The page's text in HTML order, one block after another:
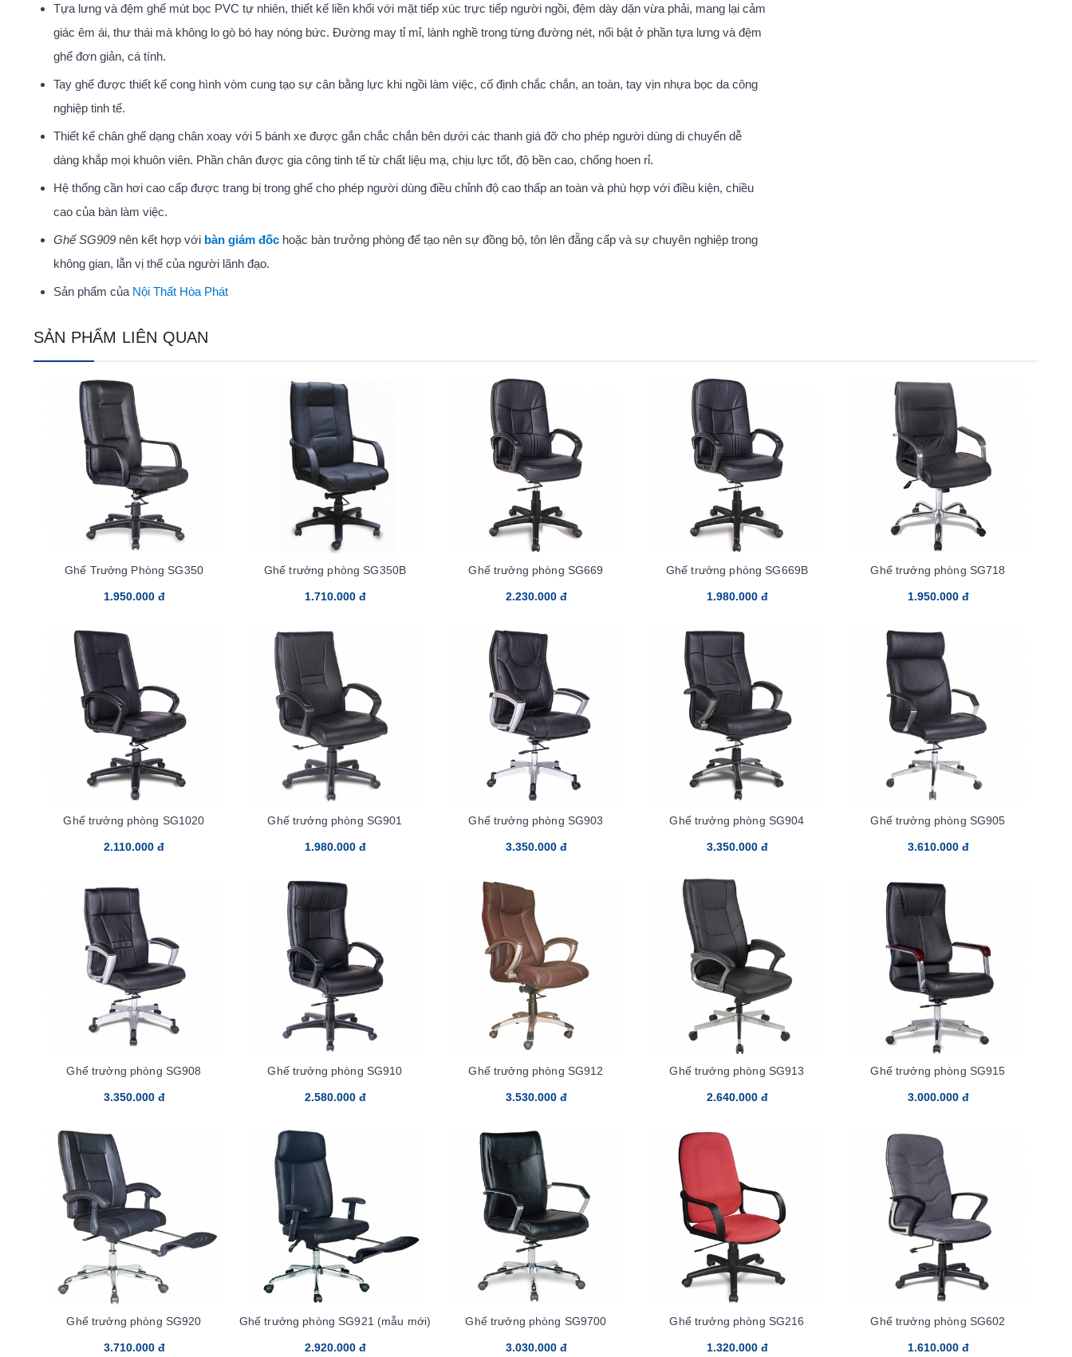
Tựa lưng và đệm ghế mút bọc PVC tự nhiên, thiết kế liền khối với mặt tiếp xúc trực tiếp người ngồi, đệm dày dặn vừa phải, mang lại cảm
giác êm ái, thư thái mà không lo gò bó hay nóng bức. Đường may tỉ mỉ, lành nghề trong từng đường nét, nổi bật ở phần tựa lưng và đệm
ghế đơn giản, cá tính.
Tay ghế được thiết kế cong hình vòm cung tạo sự cân bằng lực khi ngồi làm việc, cố định chắc chắn, an toàn, tay vịn nhựa bọc da công
nghiệp tinh tế.
Thiết kế chân ghế dạng chân xoay với 5 bánh xe được gắn chắc chắn bên dưới các thanh giá đỡ cho phép người dùng di chuyển dễ
dàng khắp mọi khuôn viên. Phần chân được gia công tinh tế từ chất liệu mạ, chịu lực tốt, độ bền cao, chống hoen rỉ.
Hệ thống cần hơi cao cấp được trang bị trong ghế cho phép người dùng điều chỉnh độ cao thấp an toàn và phù hợp với điều kiện, chiều
cao của bàn làm việc.
Ghế SG909 nên kết hợp với bàn giám đốc hoặc bàn trưởng phòng để tạo nên sự đồng bộ, tôn lên đẵng cấp và sự chuyên nghiệp trong
không gian, lẫn vị thế của người lãnh đạo.
Sản phẩm của Nội Thất Hòa Phát
SẢN PHẨM LIÊN QUAN
Ghế Trưởng Phòng SG350
1.950.000 đ
Ghế trưởng phòng SG350B
1.710.000 đ
Ghế trưởng phòng SG669
2.230.000 đ
Ghế trưởng phòng SG669B
1.980.000 đ
Ghế trưởng phòng SG718
1.950.000 đ
Ghế trưởng phòng SG1020
2.110.000 đ
Ghế trưởng phòng SG901
1.980.000 đ
Ghế trưởng phòng SG903
3.350.000 đ
Ghế trưởng phòng SG904
3.350.000 đ
Ghế trưởng phòng SG905
3.610.000 đ
Ghế trưởng phòng SG908
3.350.000 đ
Ghế trưởng phòng SG910
2.580.000 đ
Ghế trưởng phòng SG912
3.530.000 đ
Ghế trưởng phòng SG913
2.640.000 đ
Ghế trưởng phòng SG915
3.000.000 đ
Ghế trưởng phòng SG920
3.710.000 đ
Ghế trưởng phòng SG921 (mẫu mới)
2.920.000 đ
Ghế trưởng phòng SG9700
3.030.000 đ
Ghế trưởng phòng SG216
1.320.000 đ
Ghế trưởng phòng SG602
1.610.000 đ